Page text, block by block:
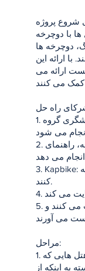
با دوچرخه
دوچرخه ها
ارائه این
ارائه می
1. آژانس گردشگری گروه A: تورهای دوچرخه سواری با خدمات آژانس مانند تورهای راهنما،
2. ابتکار دوچرخه: فعالیت هایی مانند مطالعه مسیر مورد نیاز برای قطار دوچرخه، راهنمای
3. Kapbike: به هتل ها اجازه می دهد از طریق سیستم لیزینگ دوچرخه خود، دوچرخه کرایه
کنند.
5. هتل های شبه جزیره تاریخی: با شرکت در پروژه دوچرخه های خود را دریافت می کنند و
مراحل:
1. تعیین هتل ها: هتل هایی که مشمول پروژه خواهند شد باید مشخص شوند. هتل هایی که
به اینکه از